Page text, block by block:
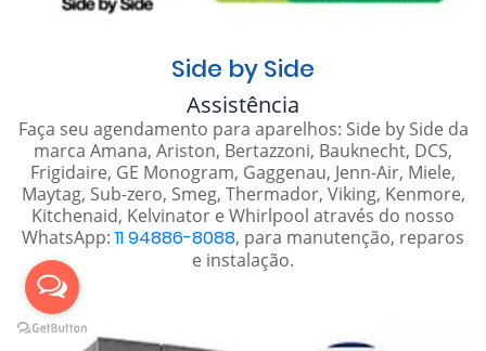
Side by Side
Assistência
Faça seu agendamento para aparelhos: Side by Side da
marca Amana, Ariston, Bertazzoni, Bauknecht, DCS,
Frigidaire, GE Monogram, Gaggenau, Jenn-Air, Miele,
Maytag, Sub-zero, Smeg, Thermador, Viking, Kenmore,
Kitchenaid, Kelvinator e Whirlpool através do nosso
WhatsApp: 11 94886-8088, para manutenção, reparos
e instalação.